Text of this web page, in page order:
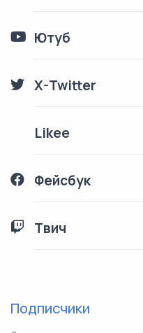
Ютуб
X-Twitter
Likee
Фейсбук
Твич
Подписчики